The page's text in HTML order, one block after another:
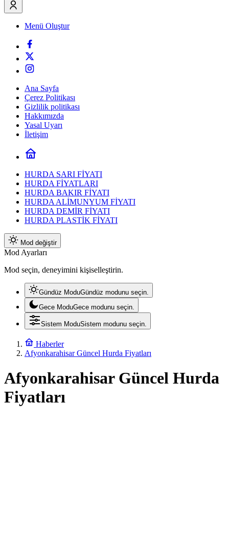
Menü Oluştur
Ana Sayfa
Çerez Politikası
Gizlilik politikası
Hakkımızda
Yasal Uyarı
İletişim
HURDA SARI FİYATI
HURDA FİYATLARI
HURDA BAKIR FİYATI
HURDA ALİMUNYUM FİYATI
HURDA DEMİR FİYATI
HURDA PLASTİK FİYATI
Mod değiştir
Mod Ayarları
Mod seçin, deneyimini kişiselleştirin.
Gündüz ModuGündüz modunu seçin.
Gece ModuGece modunu seçin.
Sistem ModuSistem modunu seçin.
Haberler
Afyonkarahisar Güncel Hurda Fiyatları
Afyonkarahisar Güncel Hurda
Fiyatları